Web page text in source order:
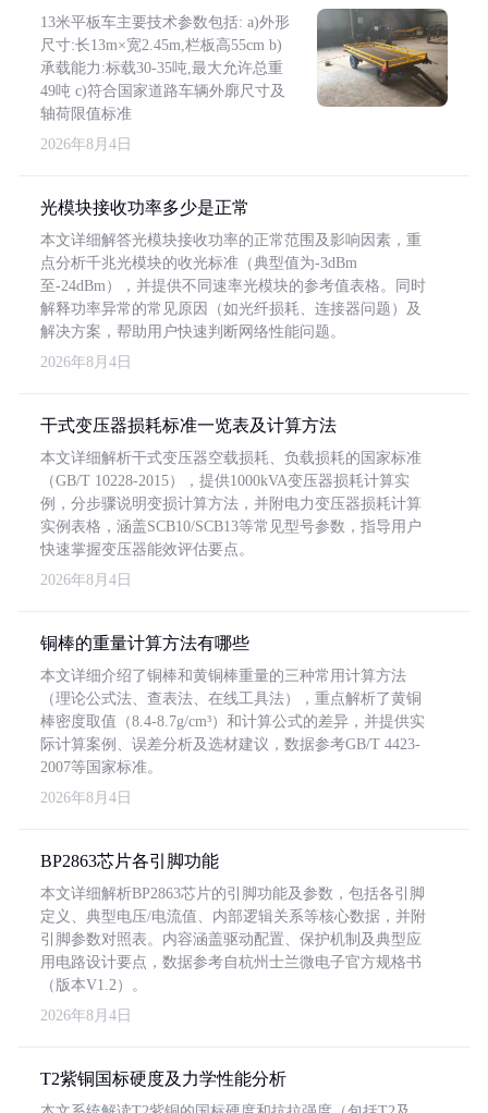
13米平板车主要技术参数包括: a)外形
尺寸:长13m×宽2.45m,栏板高55cm b)
承载能力:标载30-35吨,最大允许总重
49吨 c)符合国家道路车辆外廓尺寸及
轴荷限值标准
2026年8月4日
光模块接收功率多少是正常
本文详细解答光模块接收功率的正常范围及影响因素，重
点分析千兆光模块的收光标准（典型值为-3dBm
至-24dBm），并提供不同速率光模块的参考值表格。同时
解释功率异常的常见原因（如光纤损耗、连接器问题）及
解决方案，帮助用户快速判断网络性能问题。
2026年8月4日
干式变压器损耗标准一览表及计算方法
本文详细解析干式变压器空载损耗、负载损耗的国家标准
（GB/T 10228-2015），提供1000kVA变压器损耗计算实
例，分步骤说明变损计算方法，并附电力变压器损耗计算
实例表格，涵盖SCB10/SCB13等常见型号参数，指导用户
快速掌握变压器能效评估要点。
2026年8月4日
铜棒的重量计算方法有哪些
本文详细介绍了铜棒和黄铜棒重量的三种常用计算方法
（理论公式法、查表法、在线工具法），重点解析了黄铜
棒密度取值（8.4-8.7g/cm³）和计算公式的差异，并提供实
际计算案例、误差分析及选材建议，数据参考GB/T 4423-
2007等国家标准。
2026年8月4日
BP2863芯片各引脚功能
本文详细解析BP2863芯片的引脚功能及参数，包括各引脚
定义、典型电压/电流值、内部逻辑关系等核心数据，并附
引脚参数对照表。内容涵盖驱动配置、保护机制及典型应
用电路设计要点，数据参考自杭州士兰微电子官方规格书
（版本V1.2）。
2026年8月4日
T2紫铜国标硬度及力学性能分析